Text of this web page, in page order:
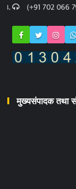
(+91 702 066
मुख्यसंपादक तथा